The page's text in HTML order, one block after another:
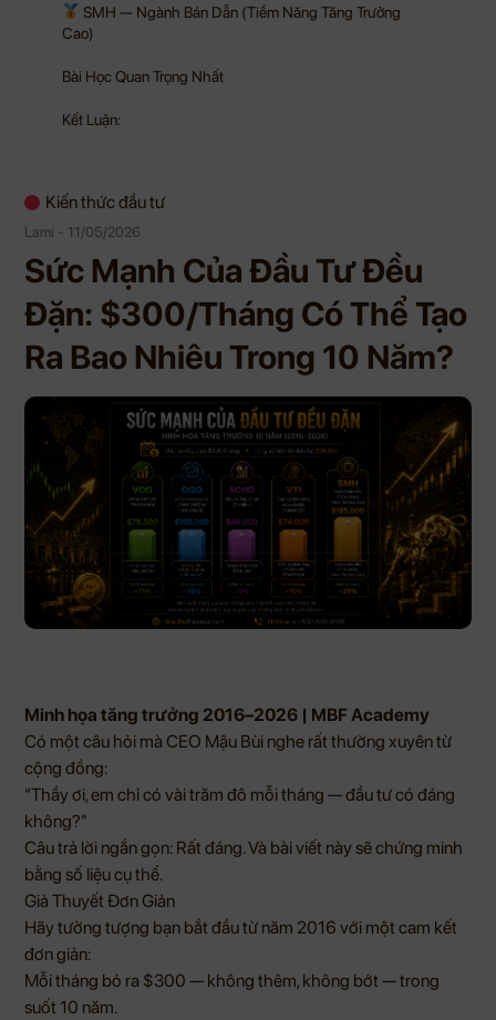
SMH — Ngành Bán Dẫn (Tiềm Năng Tăng Trưởng
Cao)
Bài Học Quan Trọng Nhất
Kết Luận:
Kiến thức đầu tư
Lami - 11/05/2026
Sức Mạnh Của Đầu Tư Đều
Đặn: $300/Tháng Có Thể Tạo
Ra Bao Nhiêu Trong 10 Năm?
Minh họa tăng trưởng 2016–2026 | MBF Academy
Có một câu hỏi mà CEO Mậu Bùi nghe rất thường xuyên từ
cộng đồng:
“Thầy ơi, em chỉ có vài trăm đô mỗi tháng — đầu tư có đáng
không?”
Câu trả lời ngắn gọn: Rất đáng. Và bài viết này sẽ chứng minh
bằng số liệu cụ thể.
Giả Thuyết Đơn Giản
Hãy tưởng tượng bạn bắt đầu từ năm 2016 với một cam kết
đơn giản:
Mỗi tháng bỏ ra $300 — không thêm, không bớt — trong
suốt 10 năm.